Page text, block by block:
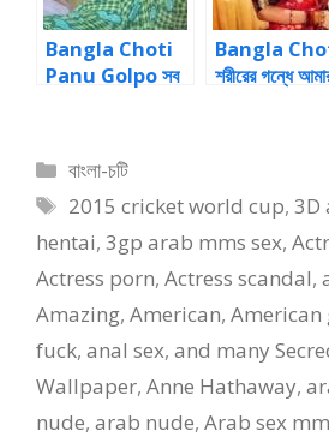
Bangla Choti
Panu Golpo সব
Bangla
শরীরের গন্ধে
Categories
বাংলা-চটি
Tags
2015 cricket world cup,3D
hentai, 3gp arab mms sex,
Actress porn, Actress scandal,
Amazing, American, American
fuck, anal sex, and many
Wallpaper, Anne Hathaway,
nude, arab nude, Arab sex